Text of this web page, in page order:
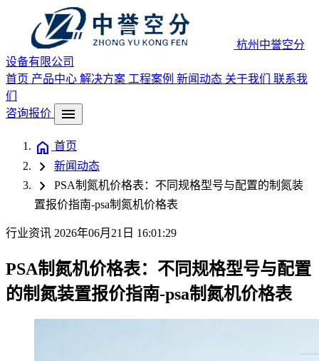
杭州中誉空分
设备有限公司
首页 产品中心 解决方案 工程案例 新闻动态 关于我们 联系我
们
咨询报价
menu
home 首页
chevron_right 新闻动态
chevron_right
PSA制氮机价格表：不同规格型号与配置的制氮装
置报价指南-psa制氮机价格表
行业资讯 2026年06月21日 16:01:29
PSA制氮机价格表：不同规格型号与配置
的制氮装置报价指南-psa制氮机价格表